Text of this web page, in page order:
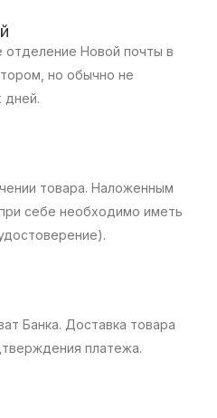
отделение Новой почты в
но обычно не
дней.
товара. Наложенным
себе необходимо иметь
Банка. Доставка товара
платежа.